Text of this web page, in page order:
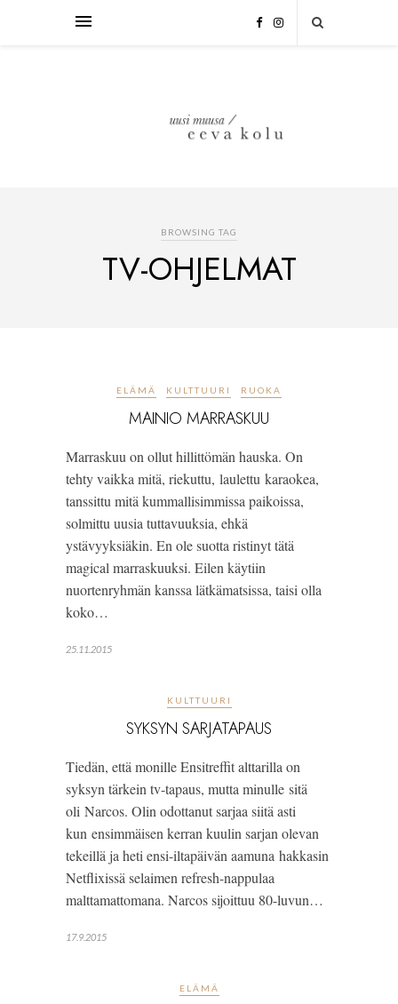
BROWSING TAG
TV-OHJELMAT
ELÄMÄ KULTTUURI RUOKA
MAINIO MARRASKUU
Marraskuu on ollut hillittömän hauska. On
tehty vaikka mitä, riekuttu, laulettu karaokea,
tanssittu mitä kummallisimmissa paikoissa,
solmittu uusia tuttavuuksia, ehkä
ystävyyksiäkin. En ole suotta ristinyt tätä
magical marraskuuksi. Eilen käytiin
nuortenryhmän kanssa lätkämatsissa, taisi olla
koko…
25.11.2015
KULTTUURI
SYKSYN SARJATAPAUS
Tiedän, että monille Ensitreffit alttarilla on
syksyn tärkein tv-tapaus, mutta minulle sitä
oli Narcos. Olin odottanut sarjaa siitä asti
kun ensimmäisen kerran kuulin sarjan olevan
tekeillä ja heti ensi-iltapäivän aamuna hakkasin
Netflixissä selaimen refresh-nappulaa
malttamattomana. Narcos sijoittuu 80-luvun…
17.9.2015
ELÄMÄ